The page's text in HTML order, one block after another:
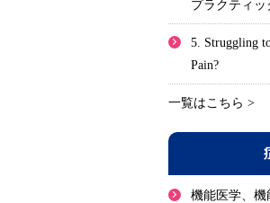
プラクティッ
5. Struggling
Pain?
一覧はこちら >
機能医学、機